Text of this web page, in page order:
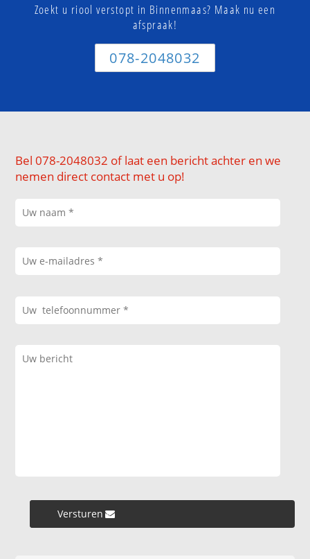
Zoekt u riool verstopt in Binnenmaas? Maak nu een
afspraak!
078-2048032
Bel 078-2048032 of laat een bericht achter en we
nemen direct contact met u op!
Versturen »